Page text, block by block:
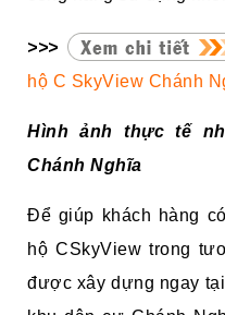
>>>
hộ C SkyView Chánh
Hình ảnh thực tế
Chánh Nghĩa
Để giúp khách hàng
hộ CSkyView trong
được xây dựng ngay